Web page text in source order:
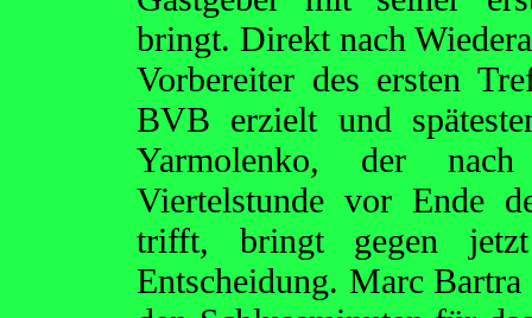
bringt. Direkt nach
Vorbereiter des ersten
BVB erzielt und
Yarmolenko, der
Viertelstunde vor Ende
trifft, bringt gegen jetzt
Entscheidung. Marc